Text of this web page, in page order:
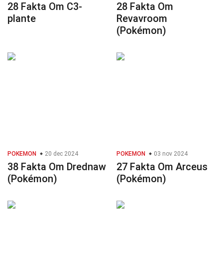
28 Fakta Om C3-
plante
28 Fakta Om
Revavroom
(Pokémon)
POKEMON 20 dec 2024
38 Fakta Om Drednaw
(Pokémon)
POKEMON 03 nov 2024
27 Fakta Om Arceus
(Pokémon)